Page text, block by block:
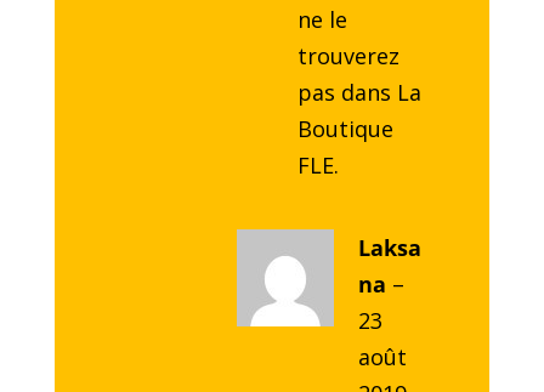
ne le
trouverez
pas dans La
Boutique
FLE.
Laksa
na –
23
août